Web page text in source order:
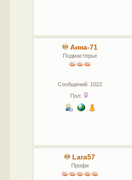
Анна-71
Подмастерье
Сообщений: 1022
Пол:
Lara57
Профи